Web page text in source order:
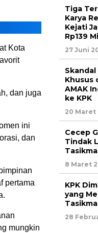
Kota
dan juga
ini
dan
pertama
mungkin
Tiga
Karya
Kejati
Rp139
27 Juni
Khusus
AMAK
ke KPK
20 Maret
Cecep
Tindak
8 Maret
KPK
yang
28